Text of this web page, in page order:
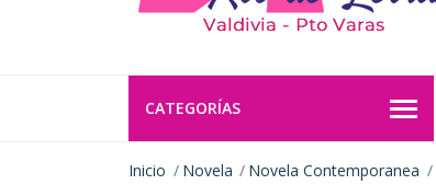
CATEGORÍAS
Inicio Novela Novela Contemporanea